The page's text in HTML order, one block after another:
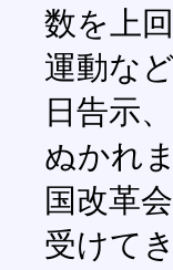
数を上
運動な
日告示
ぬかれ
国改革
受けて